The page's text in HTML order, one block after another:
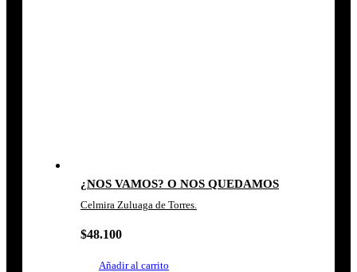
¿NOS VAMOS? O NOS QUEDAMOS
Celmira Zuluaga de Torres.
$48.100
Añadir al carrito